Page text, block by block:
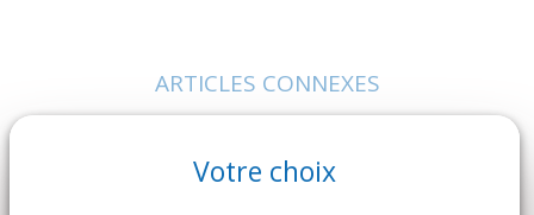
ARTICLES CONNEXES
Votre choix